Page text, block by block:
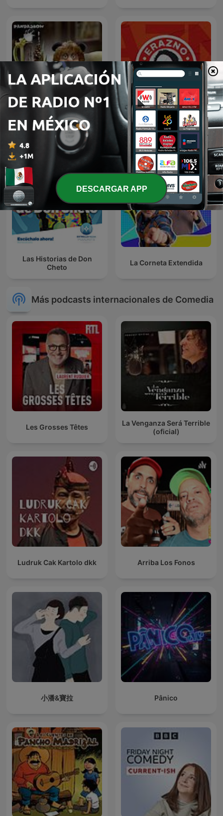
Panda Show (NO OFICIAL)
Erazno y La Chokolata El
Podcast
Las Historias de Don
Cheto
La Corneta Extendida
Más podcasts internacionales de Comedia
Les Grosses Têtes
La Venganza Será Terrible
(oficial)
Ludruk Cak Kartolo dkk Arriba Los Fonos
小潘&寶拉 Pânico
DESCARGAR APP